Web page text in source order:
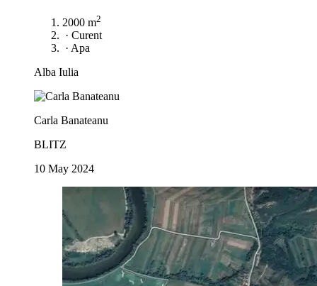
2000 m2
· Curent
· Apa
Alba Iulia
Carla Banateanu
BLITZ
10 May 2024